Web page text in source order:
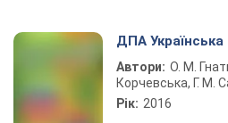
ДПА
Автори: О. М.
Корчевська, Г. М.
Рік: 2016